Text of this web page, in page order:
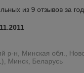
из 9 отзывов за год
р-н, Минская обл.,
Минск, Беларусь